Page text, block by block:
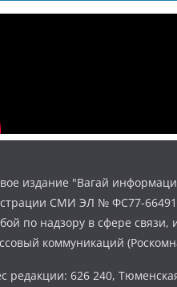
издание "Вагай
СМИ ЭЛ № ФС77-
по надзору в сфере
коммуникаций
редакции: 626 240,